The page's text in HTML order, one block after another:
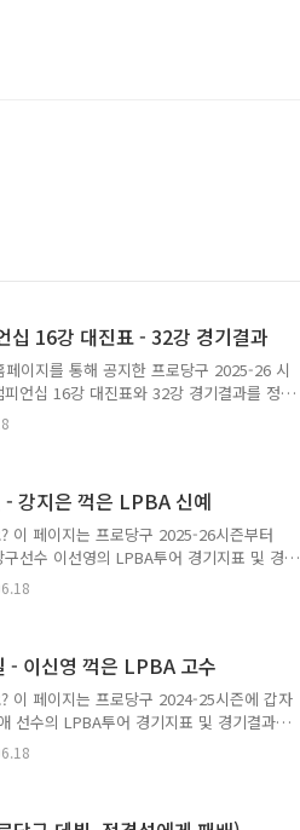
16강 대진표 - 32강 경기결과
이지를 통해 공지한 프로당구 2025-26 시
언십 16강 대진표와 32강 경기결과를 정
챔피언십 32강 경기는 6월 17일과 18일
가 진행이 됩니다. 32강 1일차 2일차 경기
기결과와 16강 대진표를 살펴보겠습니다.
강 1일차 경기결과우리금융캐피탈 LPBA
다. 김가영, 이선영..
강지은 꺽은 LPBA 신예
이 페이지는 프로당구 2025-26시즌부터
선수 이선영의 LPBA투어 경기지표 및 경
이터 베이스입니다. 이선영 당구선수 나
선영 당구선수는 2019년 프로당구가 출범
문에 무명에 가까운 선수였습니다. 또한
전 에 KBF(대한당구연맹) 소속이나
쿠션 선수권대회에 출전한 명단에도 이..
- 이신영 꺽은 LPBA 고수
이 페이지는 프로당구 2024-25시즌에 갑자
선수의 LPBA투어 경기지표 및 경기결과
베이스입니다. 이윤애 당구선수 나이 프로
구선수는 2019년 프로당구가 출범하고 다